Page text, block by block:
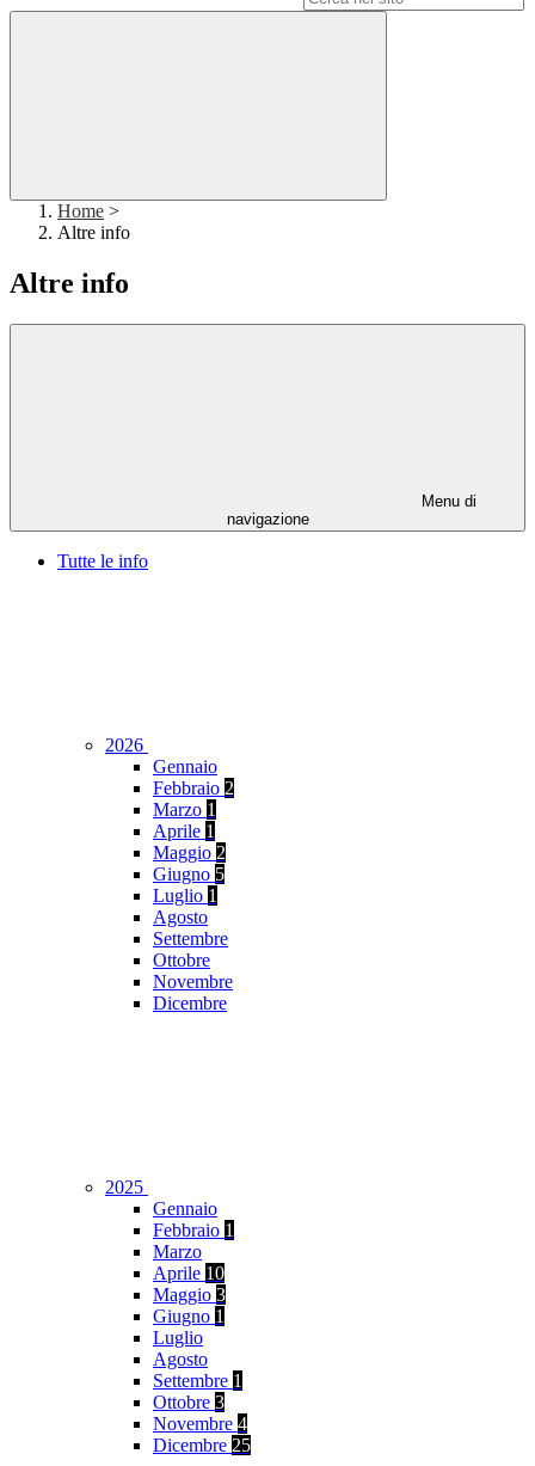
Home >
Altre info
Altre info
Menu di
navigazione
Tutte le info
2026
Gennaio
Febbraio 2
Marzo 1
Aprile 1
Maggio 2
Giugno 5
Luglio 1
Agosto
Settembre
Ottobre
Novembre
Dicembre
2025
Gennaio
Febbraio 1
Marzo
Aprile 10
Maggio 3
Giugno 1
Luglio
Agosto
Settembre 1
Ottobre 3
Novembre 4
Dicembre 25